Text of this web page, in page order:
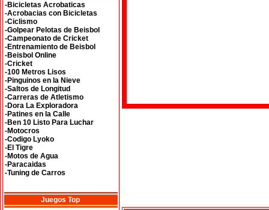
-Bicicletas Acrobaticas
-Acrobacias con Bicicletas
-Ciclismo
-Golpear Pelotas de Beisbol
-Campeonato de Cricket
-Entrenamiento de Beisbol
-Beisbol Online
-Cricket
-100 Metros Lisos
-Pinguinos en la Nieve
-Saltos de Longitud
-Carreras de Atletismo
-Dora La Exploradora
-Patines en la Calle
-Ben 10 Listo Para Luchar
-Motocros
-Codigo Lyoko
-El Tigre
-Motos de Agua
-Paracaidas
-Tuning de Carros
Juegos Top